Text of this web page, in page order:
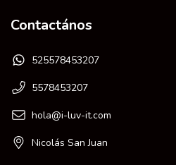
Contactános
525578453207
5578453207
hola@i-luv-it.com
Nicolás San Juan